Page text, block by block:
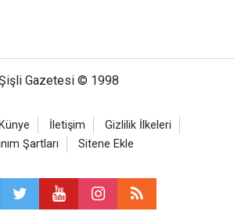
Gazetesi © 1998
Künye İletişim
Gizlilik İlkeleri
Şartları
Sitene Ekle